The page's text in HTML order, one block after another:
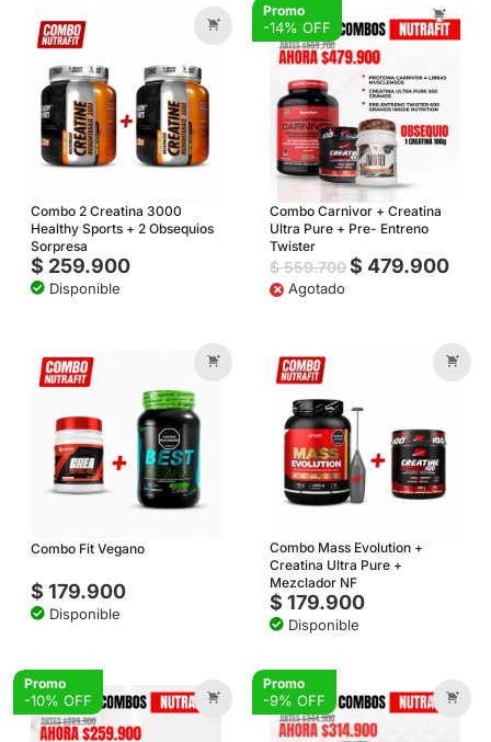
Combo 2 Creatina 3000
Healthy Sports + 2 Obsequios
Sorpresa
$ 259.900
Disponible
Combo Carnivor + Creatina
Ultra Pure + Pre- Entreno
Twister
$559.700$ 479.900
× Agotado
Promo
-14% OFF
Combo Fit Vegano
$ 179.900
Disponible
Combo Mass Evolution +
Creatina Ultra Pure +
Mezclador NF
$ 179.900
Disponible
Promo
-10% OFF
Promo
-9% OFF